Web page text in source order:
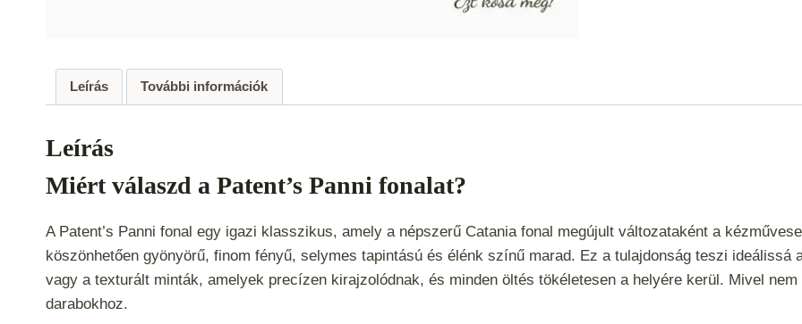
Leírás További információk
Leírás
Miért válaszd a Patent’s Panni fonalat?
A Patent’s Panni fonal egy igazi klasszikus, amely a népszerű Catania fonal megújult változataként a
köszönhetően gyönyörű, finom fényű, selymes tapintású és élénk színű marad. Ez a tulajdonság teszi
vagy a texturált minták, amelyek precízen kirajzolódnak, és minden öltés tökéletesen a helyére kerül. Mivel
darabokhoz.